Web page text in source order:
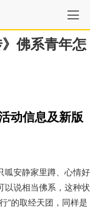
佛系青年怎
动信息及新版
呱安静家里蹲、心情好
以说相当佛系，这种状
”的取经天团，同样是